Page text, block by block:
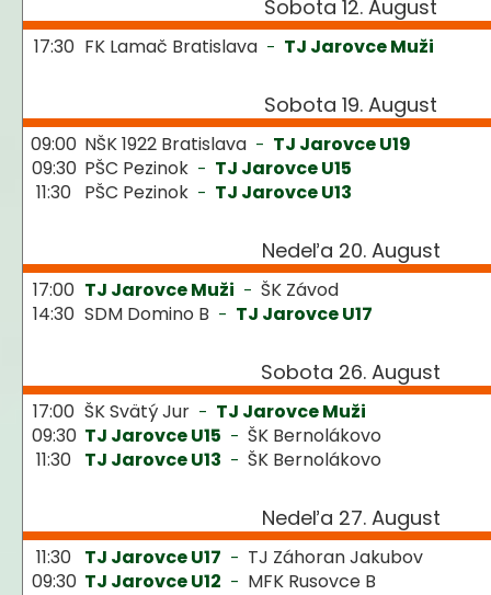
Sobota 12. August
17:30 FK Lamač Bratislava - TJ Jarovce Muži
Sobota 19. August
09:00 NŠK 1922 Bratislava - TJ Jarovce U19
09:30 PŠC Pezinok - TJ Jarovce U15
11:30 PŠC Pezinok - TJ Jarovce U13
Nedeľa 20. August
17:00 TJ Jarovce Muži - ŠK Závod
14:30 SDM Domino B - TJ Jarovce U17
Sobota 26. August
17:00 ŠK Svätý Jur - TJ Jarovce Muži
09:30 TJ Jarovce U15 - ŠK Bernolákovo
11:30 TJ Jarovce U13 - ŠK Bernolákovo
Nedeľa 27. August
11:30 TJ Jarovce U17 - TJ Záhoran Jakubov
09:30 TJ Jarovce U12 - MFK Rusovce B
á
ť
?
p
o
m
e